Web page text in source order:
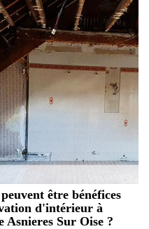
être bénéfices
d'intérieur à
Sur Oise ?